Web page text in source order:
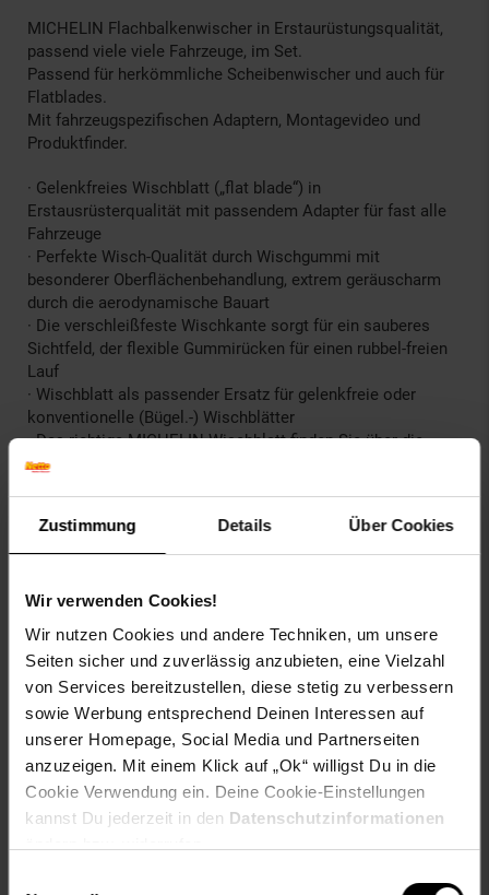
Zustimmung Details Über Cookies
Wir verwenden Cookies!
Wir nutzen Cookies und andere Techniken, um unsere
Seiten sicher und zuverlässig anzubieten, eine Vielzahl
von Services bereitzustellen, diese stetig zu verbessern
sowie Werbung entsprechend Deinen Interessen auf
unserer Homepage, Social Media und Partnerseiten
anzuzeigen. Mit einem Klick auf „Ok“ willigst Du in die
Cookie Verwendung ein. Deine Cookie-Einstellungen
kannst Du jederzeit in den Datenschutzinformationen
MICHELIN Flachbalkenwischer in Erstaurüstungsqualität,
passend viele viele Fahrzeuge, im Set.
Passend für herkömmliche Scheibenwischer und auch für
Flatblades.
Mit fahrzeugspezifischen Adaptern, Montagevideo und
Produktfinder.
· Gelenkfreies Wischblatt („flat blade“) in
Erstausrüsterqualität mit passendem Adapter für fast alle
Fahrzeuge
· Perfekte Wisch-Qualität durch Wischgummi mit
besonderer Oberflächenbehandlung, extrem geräuscharm
durch die aerodynamische Bauart
· Die verschleißfeste Wischkante sorgt für ein sauberes
Sichtfeld, der flexible Gummirücken für einen rubbel-freien
Lauf
· Wischblatt als passender Ersatz für gelenkfreie oder
konventionelle (Bügel.-) Wischblätter
· Das richtige MICHELIN Wischblatt finden Sie über die
abgebildete Verwendungsliste oder Sie scannen den QR
Beifahrerseite aussuchen.
EAN: 4251650300361
Artikel gehört zur Kategorie:Autopflege
Versandinformationen